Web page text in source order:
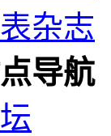
杂志
导航